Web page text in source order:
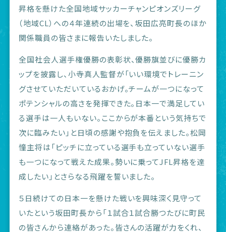
昇格を懸けた全国地域サッカーチャンピオンズリーグ
（地域CL）への４年連続の出場を、坂田広亮町長のほか
関係職員の皆さまに報告いたしました。
全国社会人選手権優勝の表彰状、優勝旗並びに優勝カ
ップを披露し、小寺真人監督が「いい環境でトレーニン
グさせていただいているおかげ。チームが一つになって
ポテンシャルの高さを発揮できた。日本一で満足してい
る選手は一人もいない。ここからが本番という気持ちで
次に臨みたい」と日頃の感謝や抱負を伝えました。松岡
憧主将は「ピッチに立っている選手も立っていない選手
も一つになって戦えた成果。勢いに乗ってJFL昇格を達
成したい」とさらなる飛躍を誓いました。
５日続けての日本一を懸けた戦いを興味深く見守って
いたという坂田町長から「１試合１試合勝つたびに町民
の皆さんから連絡があった。皆さんの活躍が力をくれ、